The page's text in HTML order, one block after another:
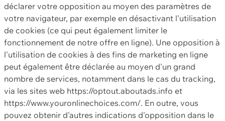
déclarer votre opposition au moyen des paramètres de
votre navigateur, par exemple en désactivant l'utilisation
de cookies (ce qui peut également limiter le
fonctionnement de notre offre en ligne). Une opposition à
l'utilisation de cookies à des fins de marketing en ligne
peut également être déclarée au moyen d'un grand
nombre de services, notamment dans le cas du tracking,
via les sites web https://optout.aboutads.info et
https://www.youronlinechoices.com/. En outre, vous
pouvez obtenir d'autres indications d'opposition dans le